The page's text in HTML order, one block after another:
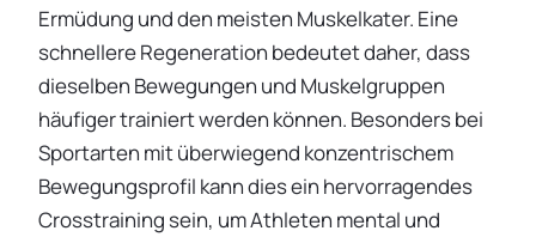
Ermüdung und den meisten Muskelkater. Eine
schnellere Regeneration bedeutet daher, dass
dieselben Bewegungen und Muskelgruppen
häufiger trainiert werden können. Besonders bei
Sportarten mit überwiegend konzentrischem
Bewegungsprofil kann dies ein hervorragendes
Crosstraining sein, um Athleten mental und